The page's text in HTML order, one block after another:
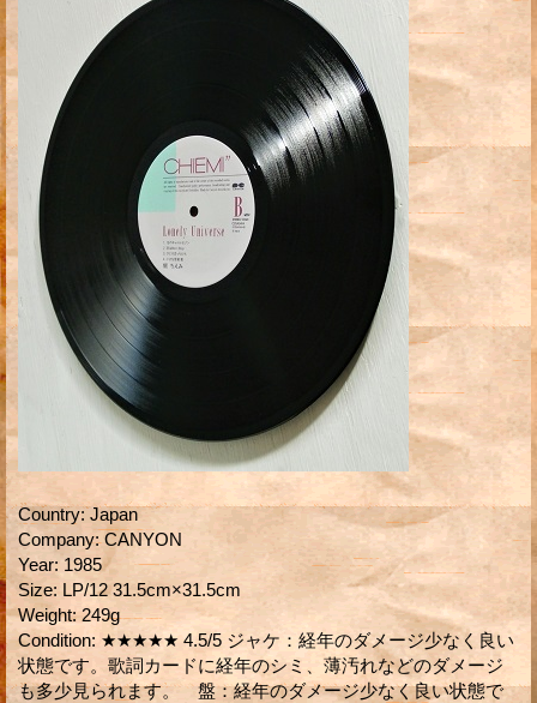
Country: Japan
Company: CANYON
Year: 1985
Size: LP/12 31.5cm×31.5cm
Weight: 249g
Condition: ★★★★★ 4.5/5 ジャケ：経年のダメージ少なく良い
状態です。歌詞カードに経年のシミ、薄汚れなどのダメージ
も多少見られます。 盤：経年のダメージ少なく良い状態で